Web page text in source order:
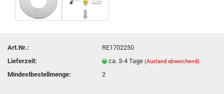
Art.Nr.:
RE1702250
Lieferzeit:
ca. 3-4 Tage(Ausland abweichend)
Mindestbestellmenge: 2